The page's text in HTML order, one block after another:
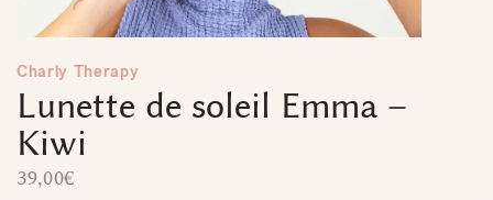
Charly Therapy
Lunette de soleil Emma –
Kiwi
39,00€